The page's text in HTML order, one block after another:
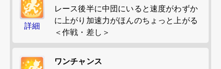
詳細
レース後半に中団にいると速度がわずか
に上がり加速力がほんのちょっと上がる
＜作戦・差し＞
ワンチャンス